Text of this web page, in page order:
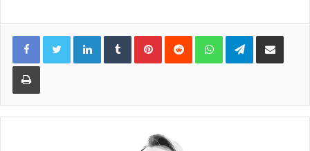
LinkedIn Tumblr Pinterest Reddit WhatsApp Telegram
Drucken